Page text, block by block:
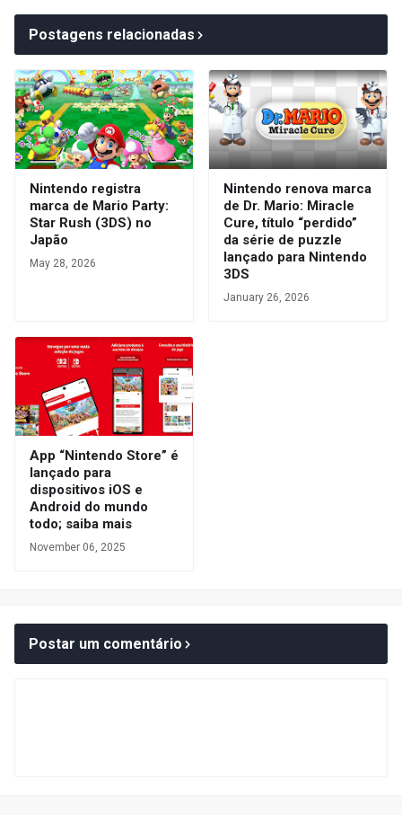
Postagens relacionadas
Nintendo registra
marca de Mario Party:
Star Rush (3DS) no
Japão
May 28, 2026
Nintendo renova marca
de Dr. Mario: Miracle
Cure, título “perdido”
da série de puzzle
lançado para Nintendo
3DS
January 26, 2026
App “Nintendo Store” é
lançado para
dispositivos iOS e
Android do mundo
todo; saiba mais
November 06, 2025
Postar um comentário